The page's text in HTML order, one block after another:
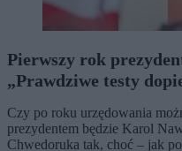
Pierwszy rok
„Prawdziwe testy
Czy po roku urzędowania
prezydentem będzie Karol
Chwedoruka tak, choć – jak